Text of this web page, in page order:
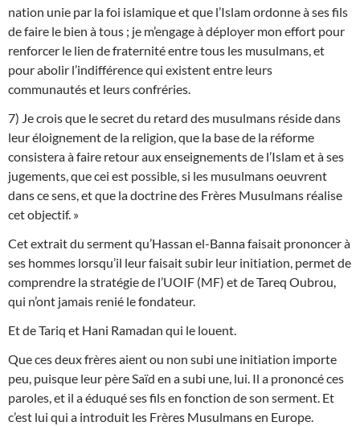
nation unie par la foi islamique et que l’Islam ordonne à ses fils
de faire le bien à tous ; je m’engage à déployer mon effort pour
renforcer le lien de fraternité entre tous les musulmans, et
pour abolir l’indifférence qui existent entre leurs
communautés et leurs confréries.
7) Je crois que le secret du retard des musulmans réside dans
leur éloignement de la religion, que la base de la réforme
consistera à faire retour aux enseignements de l’Islam et à ses
jugements, que cei est possible, si les musulmans oeuvrent
dans ce sens, et que la doctrine des Frères Musulmans réalise
cet objectif. »
Cet extrait du serment qu’Hassan el-Banna faisait prononcer à
ses hommes lorsqu’il leur faisait subir leur initiation, permet de
comprendre la stratégie de l’UOIF (MF) et de Tareq Oubrou,
qui n’ont jamais renié le fondateur.
Et de Tariq et Hani Ramadan qui le louent.
Que ces deux frères aient ou non subi une initiation importe
peu, puisque leur père Saïd en a subi une, lui. Il a prononcé ces
paroles, et il a éduqué ses fils en fonction de son serment. Et
c’est lui qui a introduit les Frères Musulmans en Europe.